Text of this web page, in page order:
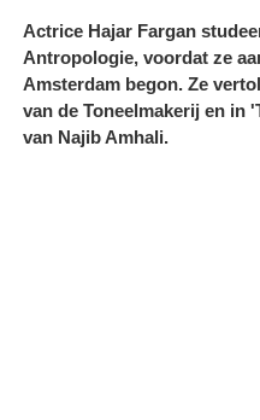
Actrice Hajar Fargan
Antropologie, voordat ze
Amsterdam begon. Ze
van de Toneelmakerij en in
van Najib Amhali.